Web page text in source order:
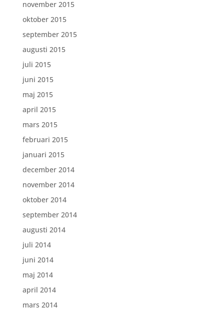
november 2015
oktober 2015
september 2015
augusti 2015
juli 2015
juni 2015
maj 2015
april 2015
mars 2015
februari 2015
januari 2015
december 2014
november 2014
oktober 2014
september 2014
augusti 2014
juli 2014
juni 2014
maj 2014
april 2014
mars 2014